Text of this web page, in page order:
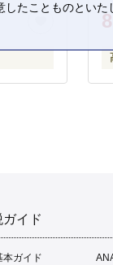
イド
本ガイド
たことものといた